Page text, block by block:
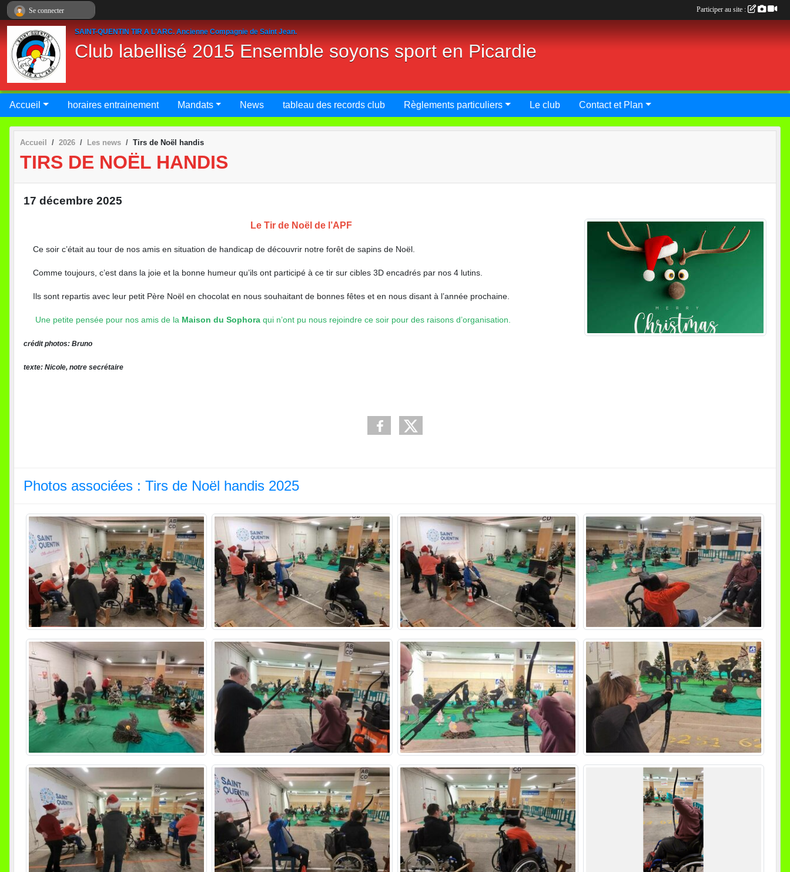
SAINT-QUENTIN TIR A L'ARC. Ancienne Compagnie de Saint Jean.
Club labellisé 2015 Ensemble soyons sport en Picardie
Accueil horaires entrainement Mandats News tableau des records club Règlements particuliers Le club Contact et Plan
Accueil 2026 Les news Tirs de Noël handis
TIRS DE NOËL HANDIS
17 décembre 2025
Le Tir de Noël de l’APF
Ce soir c’était au tour de nos amis en situation de handicap de découvrir notre forêt de sapins de Noël.
Comme toujours, c’est dans la joie et la bonne humeur qu’ils ont participé à ce tir sur cibles 3D encadrés par nos 4 lutins.
Ils sont repartis avec leur petit Père Noël en chocolat en nous souhaitant de bonnes fêtes et en nous disant à l’année prochaine.
Une petite pensée pour nos amis de la Maison du Sophora qui n’ont pu nous rejoindre ce soir pour des raisons d’organisation.
crédit photos: Bruno
texte: Nicole, notre secrétaire
Photos associées : Tirs de Noël handis 2025
Se connecter Participer au site :
Panneau de gestion des cookies